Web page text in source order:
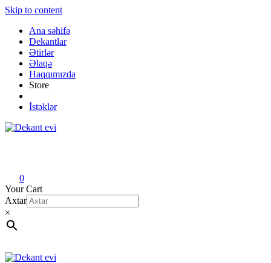
Skip to content
Ana səhifə
Dekantlar
Ətirlər
Əlaqə
Haqqımızda
Store
İstəklər
0
Your Cart
Axtar
×